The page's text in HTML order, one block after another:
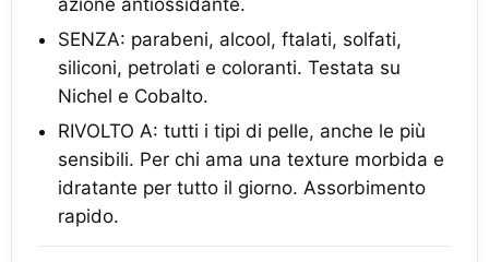
azione antiossidante.
SENZA: parabeni, alcool, ftalati, solfati,
siliconi, petrolati e coloranti. Testata su
Nichel e Cobalto.
RIVOLTO A: tutti i tipi di pelle, anche le più
sensibili. Per chi ama una texture morbida e
idratante per tutto il giorno. Assorbimento
rapido.